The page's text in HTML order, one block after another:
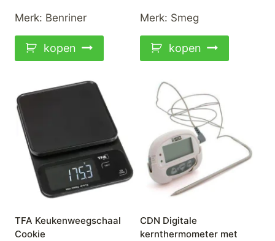
Merk: Benriner
kopen
Merk: Smeg
kopen
TFA Keukenweegschaal
Cookie
CDN Digitale
kernthermometer met